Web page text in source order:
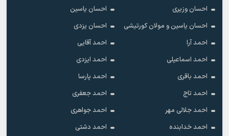
احسان وزیری
احسان یاسین
احسان یاسین و مولان کورتیشی
احسان یزدی
احمد آرا
احمد آقایی
احمد اسماعیلی
احمد ایزدی
احمد باقری
احمد پارسا
احمد تاج
احمد جعفری
احمد جلالی مهر
احمد جواهری
احمد خدابنده
احمد دشتی